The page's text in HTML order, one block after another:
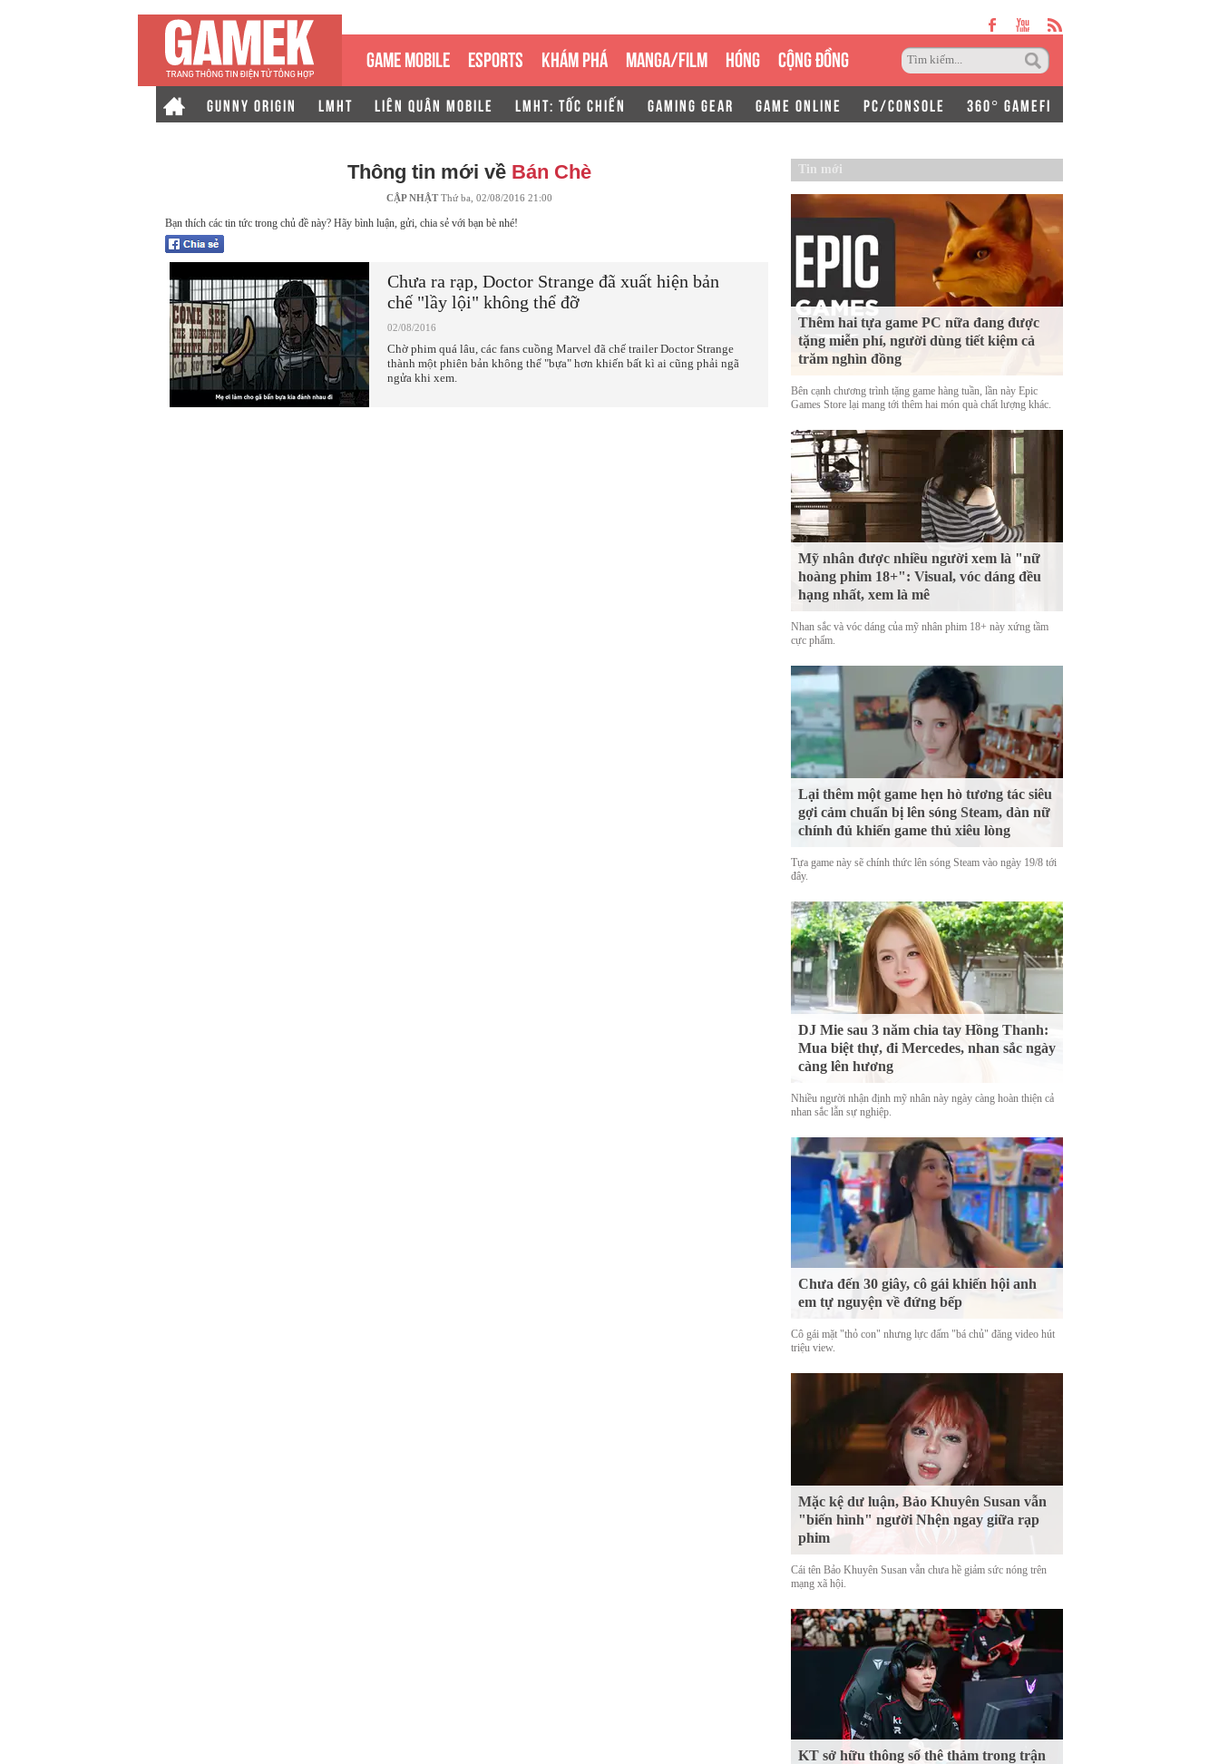
GAME MOBILE ESPORTS KHÁM PHÁ MANGA/FILM HÓNG CỘNG ĐỒNG
GUNNY ORIGIN LMHT LIÊN QUÂN MOBILE LMHT: TỐC CHIẾN GAMING GEAR GAME ONLINE PC/CONSOLE 360° GAMEFI
Thông tin mới về Bán Chè
CẬP NHẬTThứ ba, 02/08/2016 21:00
Bạn thích các tin tức trong chủ đề này? Hãy bình luận, gửi, chia sẻ với bạn bè nhé!
Chưa ra rạp, Doctor Strange đã xuất hiện bản
chế "lầy lội" không thể đỡ
02/08/2016
Chờ phim quá lâu, các fans cuồng Marvel đã chế trailer Doctor Strange
thành một phiên bản không thể "bựa" hơn khiến bất kì ai cũng phải ngã
ngửa khi xem.
Tin mới
Thêm hai tựa game PC nữa đang được
tặng miễn phí, người dùng tiết kiệm cả
trăm nghìn đồng
Bên cạnh chương trình tặng game hàng tuần, lần này Epic
Games Store lại mang tới thêm hai món quà chất lượng khác.
Mỹ nhân được nhiều người xem là "nữ
hoàng phim 18+": Visual, vóc dáng đều
hạng nhất, xem là mê
Nhan sắc và vóc dáng của mỹ nhân phim 18+ này xứng tầm
cực phẩm.
Lại thêm một game hẹn hò tương tác siêu
gợi cảm chuẩn bị lên sóng Steam, dàn nữ
chính đủ khiến game thủ xiêu lòng
Tựa game này sẽ chính thức lên sóng Steam vào ngày 19/8 tới
đây.
DJ Mie sau 3 năm chia tay Hồng Thanh:
Mua biệt thự, đi Mercedes, nhan sắc ngày
càng lên hương
Nhiều người nhận định mỹ nhân này ngày càng hoàn thiện cả
nhan sắc lẫn sự nghiệp.
Chưa đến 30 giây, cô gái khiến hội anh
em tự nguyện về đứng bếp
Cô gái mặt "thỏ con" nhưng lực đấm "bá chủ" đăng video hút
triệu view.
Mặc kệ dư luận, Bảo Khuyên Susan vẫn
"biến hình" người Nhện ngay giữa rạp
phim
Cái tên Bảo Khuyên Susan vẫn chưa hề giảm sức nóng trên
mạng xã hội.
KT sở hữu thông số thê thảm trong trận